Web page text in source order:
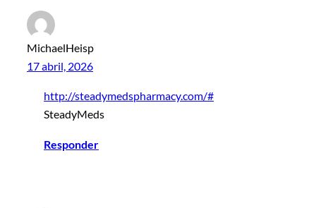
MichaelHeisp
17 abril, 2026
http://steadymedspharmacy.com/#
SteadyMeds
Responder